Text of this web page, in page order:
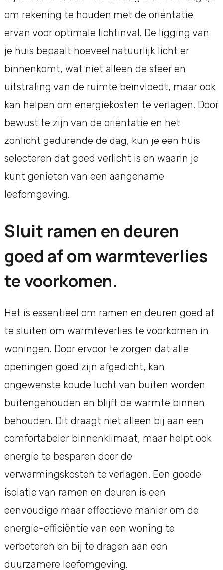
om rekening te houden met de oriëntatie
ervan voor optimale lichtinval. De ligging van
je huis bepaalt hoeveel natuurlijk licht er
binnenkomt, wat niet alleen de sfeer en
uitstraling van de ruimte beïnvloedt, maar ook
kan helpen om energiekosten te verlagen. Door
bewust te zijn van de oriëntatie en het
zonlicht gedurende de dag, kun je een huis
selecteren dat goed verlicht is en waarin je
kunt genieten van een aangename
leefomgeving.
Sluit ramen en deuren
goed af om warmteverlies
te voorkomen.
Het is essentieel om ramen en deuren goed af
te sluiten om warmteverlies te voorkomen in
woningen. Door ervoor te zorgen dat alle
openingen goed zijn afgedicht, kan
ongewenste koude lucht van buiten worden
buitengehouden en blijft de warmte binnen
behouden. Dit draagt niet alleen bij aan een
comfortabeler binnenklimaat, maar helpt ook
energie te besparen door de
verwarmingskosten te verlagen. Een goede
isolatie van ramen en deuren is een
eenvoudige maar effectieve manier om de
energie-efficiëntie van een woning te
verbeteren en bij te dragen aan een
duurzamere leefomgeving.